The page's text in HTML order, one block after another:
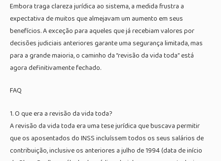
Embora traga clareza jurídica ao sistema, a medida frustra a
expectativa de muitos que almejavam um aumento em seus
benefícios. A exceção para aqueles que já recebiam valores por
decisões judiciais anteriores garante uma segurança limitada, mas
para a grande maioria, o caminho da “revisão da vida toda” está
agora definitivamente fechado.
FAQ
1. O que era a revisão da vida toda?
A revisão da vida toda era uma tese jurídica que buscava permitir
que os aposentados do INSS incluíssem todos os seus salários de
contribuição, inclusive os anteriores a julho de 1994 (data de início